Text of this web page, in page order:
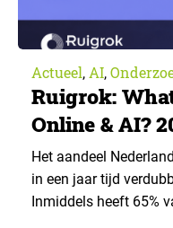
Actueel, AI,
Ruigrok:
Online & AI?
Het aandeel
in een jaar tijd
Inmiddels heeft 65%